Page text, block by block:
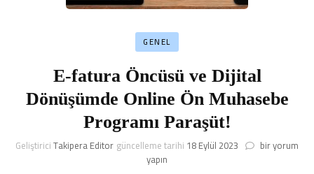
GENEL
E-fatura Öncüsü ve Dijital
Dönüşümde Online Ön Muhasebe
Programı Paraşüt!
GeliştiriciTakipera Editor güncelleme tarihi 18 Eylül 2023 E-
bir yorum
yapın